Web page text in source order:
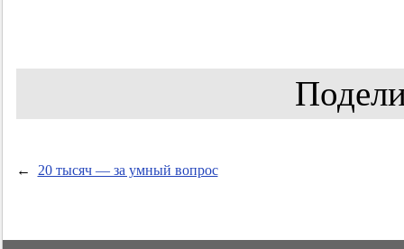
← 20 тысяч — за умный вопрос